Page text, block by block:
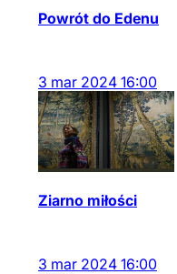
Powrót do Edenu
3 mar 2024 16:00
Ziarno miłości
3 mar 2024 16:00